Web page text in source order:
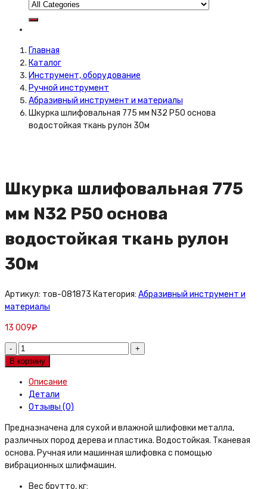
Главная
Каталог
Инструмент, оборудование
Ручной инструмент
Абразивный инструмент и материалы
Шкурка шлифовальная 775 мм N32 Р50 основа
водостойкая ткань рулон 30м
Шкурка шлифовальная 775
мм N32 Р50 основа
водостойкая ткань рулон
30м
Артикул: тов-081873 Категория: Абразивный инструмент и
материалы
13 009₽
Шкурка
шлифовальная
мм
N32
Р50
ткань
рулон
30м
quantity
В корзину
Описание
Детали
Отзывы (0)
Предназначена для сухой и влажной шлифовки металла,
различных пород дерева и пластика. Водостойкая. Тканевая
основа. Ручная или машинная шлифовка с помощью
вибрационных шлифмашин.
Вес брутто, кг: